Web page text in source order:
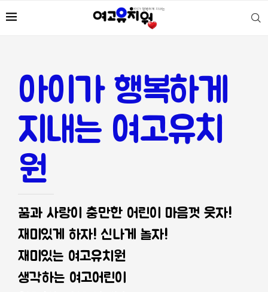
아이가 행복하게
지내는 여고유치
원
꿈과 사랑이 충만한 어린이 마음껏 웃자!
재미있게 하자! 신나게 놀자!
재미있는 여고유치원
생각하는 여고어린이